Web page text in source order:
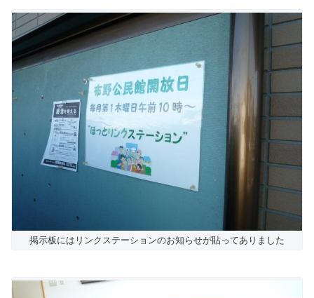
掲示板にはリンクステーションのお知らせが貼ってありました